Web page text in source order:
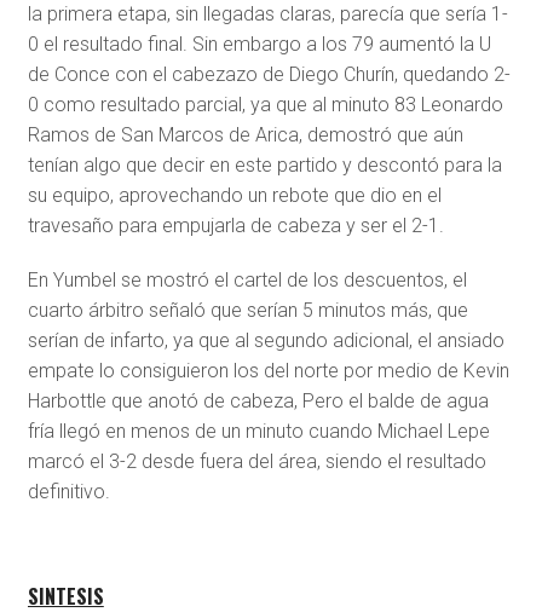
la primera etapa, sin llegadas claras, parecía que sería 1-
0 el resultado final. Sin embargo a los 79 aumentó la U
de Conce con el cabezazo de Diego Churín, quedando 2-
0 como resultado parcial, ya que al minuto 83 Leonardo
Ramos de San Marcos de Arica, demostró que aún
tenían algo que decir en este partido y descontó para la
su equipo, aprovechando un rebote que dio en el
travesaño para empujarla de cabeza y ser el 2-1.
En Yumbel se mostró el cartel de los descuentos, el
cuarto árbitro señaló que serían 5 minutos más, que
serían de infarto, ya que al segundo adicional, el ansiado
empate lo consiguieron los del norte por medio de Kevin
Harbottle que anotó de cabeza, Pero el balde de agua
fría llegó en menos de un minuto cuando Michael Lepe
marcó el 3-2 desde fuera del área, siendo el resultado
definitivo.
SINTESIS